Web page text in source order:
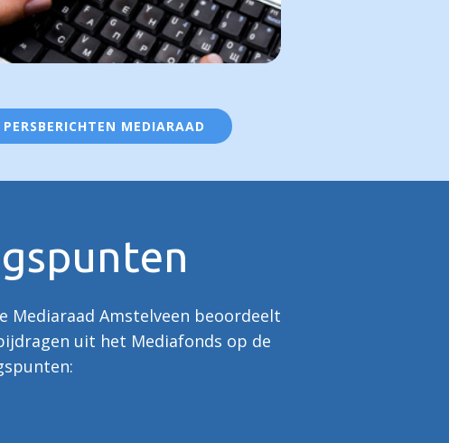
PERSBERICHTEN MEDIARAAD
Mediaraad Amstelveen beoordeelt
uit het Mediafonds op de